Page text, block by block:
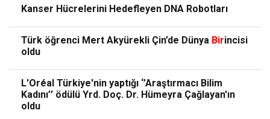
Kanser Hücrelerini Hedefleyen DNA Robotları
Türk öğrenci Mert Akyürekli Çin’de Dünya Birincisi
oldu
L'Oréal Türkiye'nin yaptığı ‘’Araştırmacı Bilim
Kadını’’ ödülü Yrd. Doç. Dr. Hümeyra Çağlayan'ın
oldu